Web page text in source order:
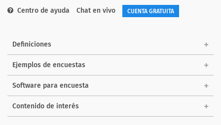
Centro de ayuda Chat en vivo CUENTA GRATUITA
Definiciones
Ejemplos de encuestas
Software para encuesta
Contenido de interés